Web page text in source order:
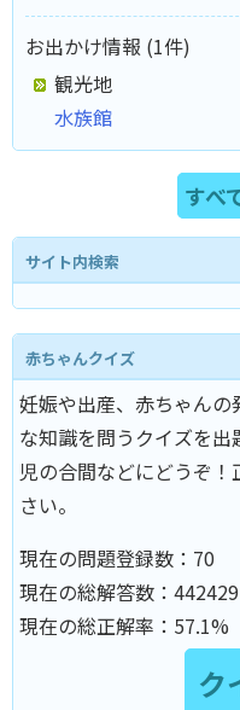
お出かけ情報 (1件)
観光地
水族館
すべ
サイト内検索
赤ちゃんクイズ
妊娠や出産、赤ちゃん
な知識を問うクイズを
児の合間などにどうぞ
さい。
現在の問題登録数： 70
現在の総解答数： 442429
現在の総正解率： 57.1%